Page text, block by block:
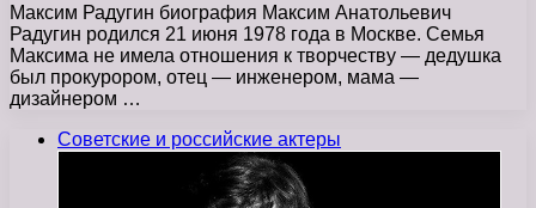
Максим Радугин биография Максим Анатольевич
Радугин родился 21 июня 1978 года в Москве. Семья
Максима не имела отношения к творчеству — дедушка
был прокурором, отец — инженером, мама —
дизайнером …
Советские и российские актеры